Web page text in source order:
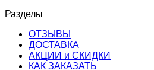
Разделы
ОТЗЫВЫ
ДОСТАВКА
АКЦИИ и СКИДКИ
КАК ЗАКАЗАТЬ